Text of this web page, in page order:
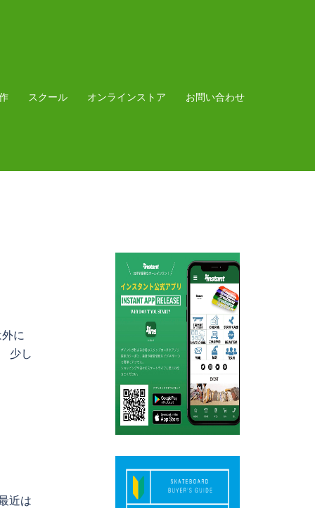
スクール オンラインストア お問い合わせ
に
少し
近は